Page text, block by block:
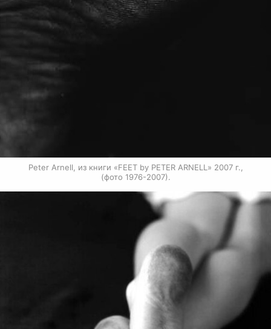
Peter Arnell, из книги «FEET by PETER ARNELL» 2007 г.,
(фото 1976-2007).